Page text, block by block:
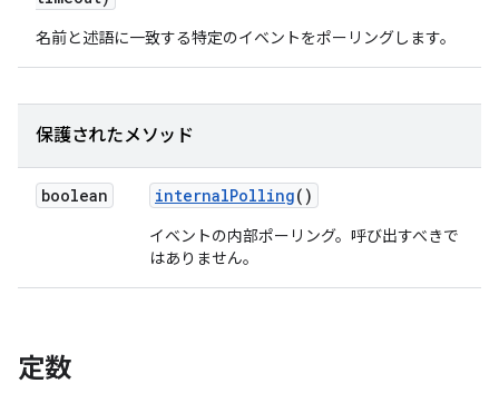
名前と述語に一致する特定のイベントをポーリングします。
保護されたメソッド
boolean internalPolling()
イベントの内部ポーリング。呼び出すべきで
はありません。
定数